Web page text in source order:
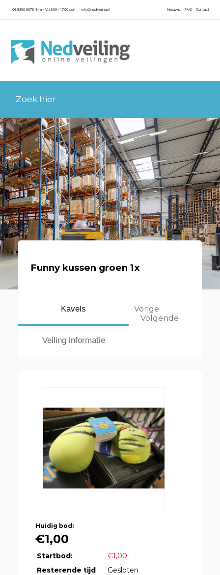
06 8390 6076 (Ma - Vrij 9.00 - 17.00 uur) info@nedveiling.nl Contact
FAQ
Nieuws
Funny kussen groen 1x
Kavels
Veiling informatie
Vorige
Volgende
Huidig bod:
€1,00
Startbod:
€1,00
Resterende tijd
Gesloten